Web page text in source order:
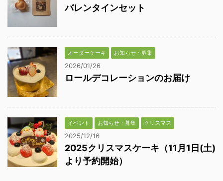
バレンタインセット
オーダーケーキ お知らせ・募集
2026/01/26
ロールデコレーションのお届け
イベント お知らせ・募集 クリスマス
2025/12/16
2025クリスマスケーキ（11月1日(土)
より予約開始）